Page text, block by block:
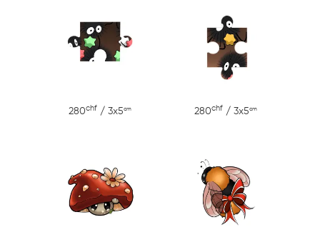
280chf / 3x5cm 280chf / 3x5cm